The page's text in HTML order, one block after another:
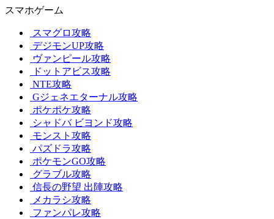
スマホゲーム
スマグロ攻略
デジモンUP攻略
ヴァンピール攻略
ドットアビス攻略
NTE攻略
Gジェネエターナル攻略
ポケポケ攻略
シャドバ ビヨンド攻略
モンスト攻略
パズドラ攻略
ポケモンGO攻略
グラブル攻略
信長の野望 出陣攻略
メカラシ攻略
ファンパレ攻略